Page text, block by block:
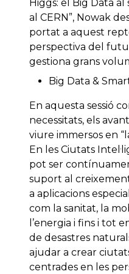
Higgs: el Big Data al
al CERN”, Nowak
portat a aquest
perspectiva del
gestiona grans
Big Data &
En aquesta sessió
necessitats, els
viure immersos en
En les Ciutats
pot ser
suport al
a aplicacions
com la sanitat, la
l’energia i fins i tot
de desastres
ajudar a crear
centrades en les